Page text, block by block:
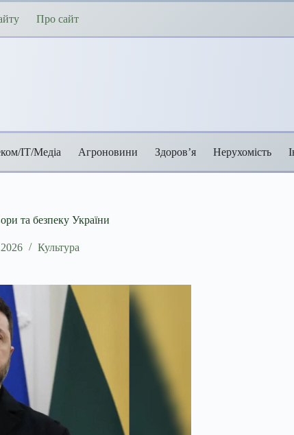
Про сайт
ІТ/Медіа Агроновини Здоров’я Нерухомість
та безпеку України
Культура